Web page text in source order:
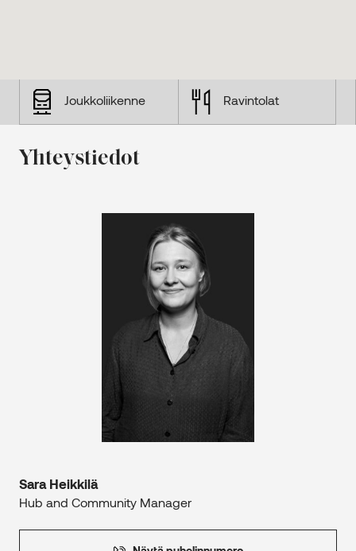
Joukkoliikenne Ravintolat
Yhteystiedot
Sara Heikkilä
Hub and Community Manager